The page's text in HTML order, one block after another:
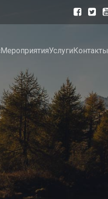
МероприятияУслугиКонтакты